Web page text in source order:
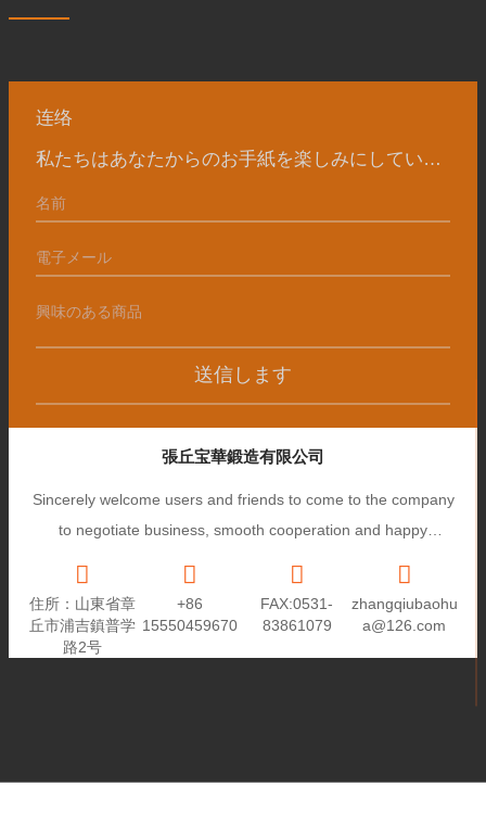
连络
私たちはあなたからのお手紙を楽しみにしています
送信します
張丘宝華鍛造有限公司
Sincerely welcome users and friends to come to the company
to negotiate business, smooth cooperation and happy
住所：山東省章
丘市浦吉鎮普学
路2号
+86
15550459670
FAX:0531-
83861079
zhangqiubaohu
a@126.com